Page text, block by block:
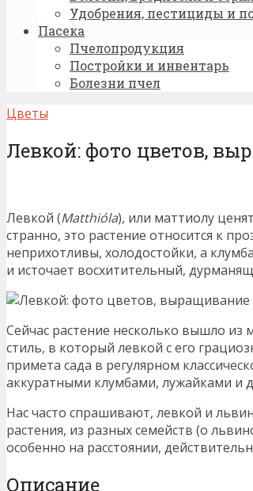
Удобрения, пестициды и
Пасека
Пчелопродукция
Постройки и инвентарь
Болезни пчел
Цветы
Левкой: фото цветов,
Левкой (Matthióla), или маттиолу
странно, это растение относится к
неприхотливы, холодостойки, а
и источает восхитительный,
Сейчас растение несколько вышло
стиль, в который левкой с его
примета сада в регулярном
аккуратными клумбами, лужайками и
Нас часто спрашивают, левкой и
растения, из разных семейств (о
особенно на расстоянии,
Описание